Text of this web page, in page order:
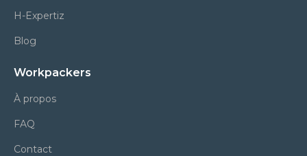
H-Expertiz
Blog
Workpackers
À propos
FAQ
Contact